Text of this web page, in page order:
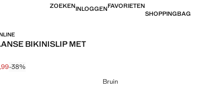
ZOEKENINLOGGENFAVORIETEN
SHOPPINGBAG
BIKINISLIP MET
prijs doorgehaald [€ 25,99 ]
15,99 ]
-38%
Bruin